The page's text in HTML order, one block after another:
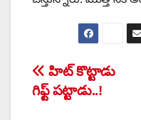
Post
navigation
హిట్ కొట్టాడు
గిఫ్ట్ పట్టాడు..!